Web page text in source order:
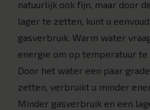
natuurlijk ook fijn, maar door
lager te zetten, kunt u
gasverbruik. Warm water
energie om op temperatuur te
Door het water een paar
zetten, verbruikt u minder
Minder gasverbruik en een